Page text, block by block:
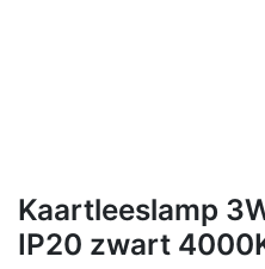
Kaartleeslamp
IP20 zwart